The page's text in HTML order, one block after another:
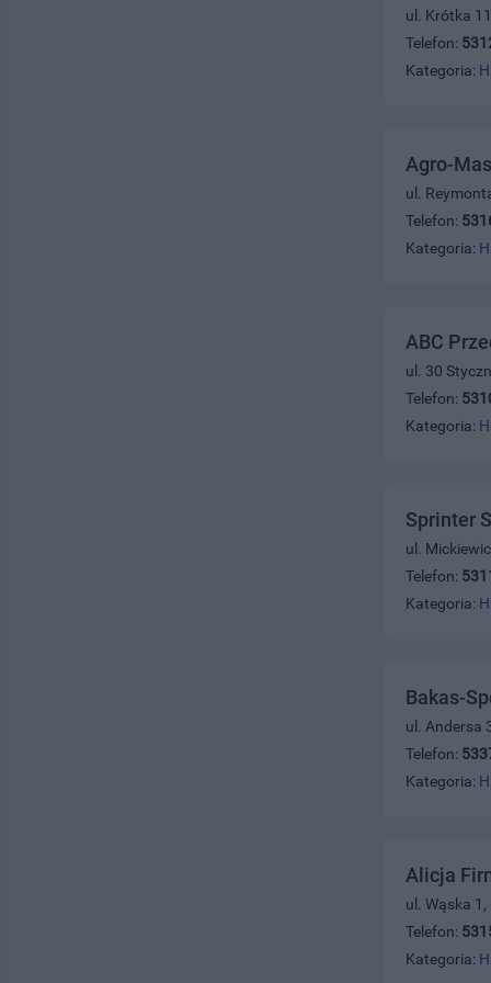
ul. Krótka
Telefon:
Kategoria:
Agro-
ul.
Telefon:
Kategoria:
ABC
ul. 30
Telefon:
Kategoria:
Sprinter
ul.
Telefon:
Kategoria:
Bakas-
ul. Andersa
Telefon:
Kategoria:
Alicja
ul. Wąska
Telefon:
Kategoria: